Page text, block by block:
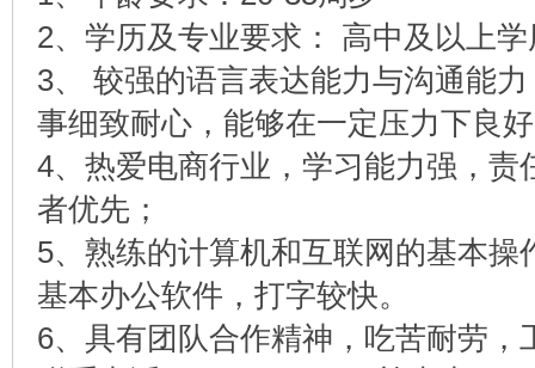
2、学历及专业要求： 高中及以上
3、 较强的语言表达能力与沟通能
事细致耐心，能够在一定压力下良
4、热爱电商行业，学习能力强，责
者优先；
5、熟练的计算机和互联网的基本操
基本办公软件，打字较快。
6、具有团队合作精神，吃苦耐劳，